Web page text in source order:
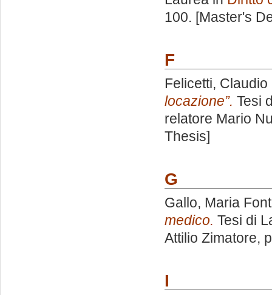
100. [Master's
F
Felicetti, Claudio
locazione”. Tesi
relatore Mario
Thesis]
G
Gallo, Maria
medico. Tesi di
Attilio Zimatore,
I